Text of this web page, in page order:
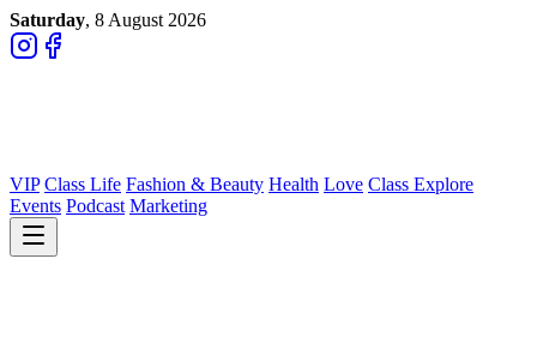
Saturday, 8 August 2026
VIP Class Life Fashion & Beauty Health Love Class Explore
Events Podcast Marketing